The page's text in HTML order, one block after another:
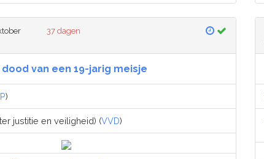
37 dagen
dood van een 19-jarig meisje
)
justitie en veiligheid) (VVD)